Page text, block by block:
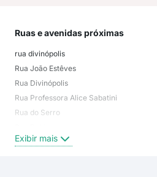
Ruas e avenidas próximas
rua divinópolis
Rua João Estêves
Rua Divinópolis
Rua Professora Alice Sabatini
Rua do Serro
Rua São Sebastião
Exibir mais